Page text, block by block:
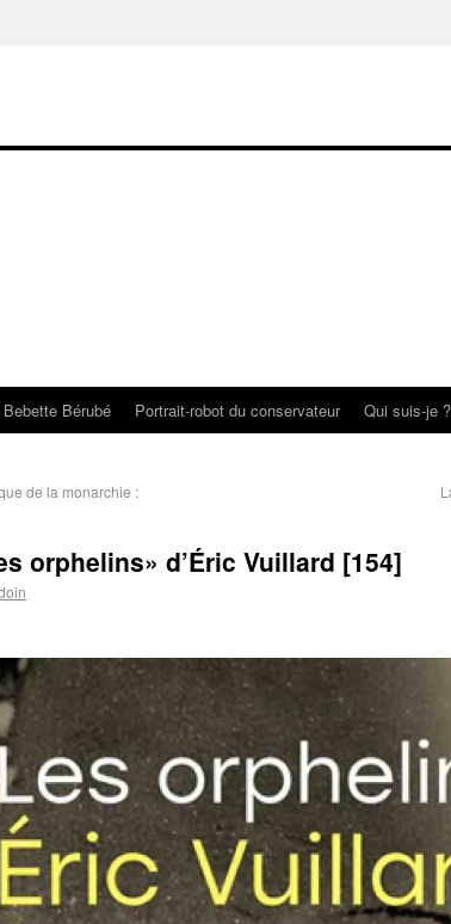
Bérubé Portrait-robot du conservateur Qui suis-je ?
de la monarchie :
orphelins» d’Éric Vuillard [154]